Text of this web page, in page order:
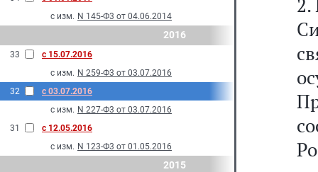
с изм. N 145-Ф3 от 04.06.2014
2016
33
с 15.07.2016
с изм. N 259-Ф3 от 03.07.2016
32
с 03.07.2016
с изм. N 227-Ф3 от 03.07.2016
31
с 12.05.2016
с изм. N 123-Ф3 от 01.05.2016
2015
2.